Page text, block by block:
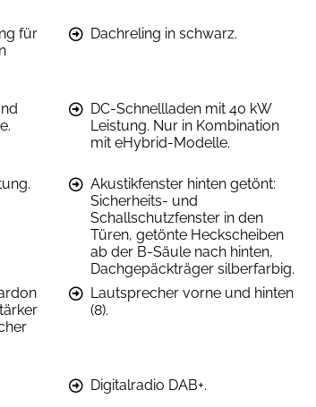
für
Dachreling in schwarz.
DC-Schnellladen mit 40 kW
Leistung. Nur in Kombination
mit eHybrid-Modelle.
Akustikfenster hinten getönt:
Sicherheits- und
Schallschutzfenster in den
Türen, getönte Heckscheiben
ab der B-Säule nach hinten,
Dachgepäckträger silberfarbig.
Lautsprecher vorne und hinten
(8).
Digitalradio DAB+.